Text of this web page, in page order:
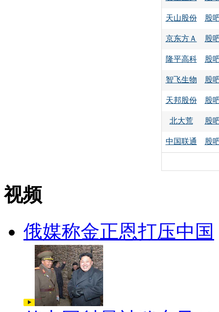
天山股份 股
京东方Ａ 股
隆平高科 股
智飞生物 股
天邦股份 股
北大荒 股
中国联通 股
视频
俄媒称金正恩打压中国